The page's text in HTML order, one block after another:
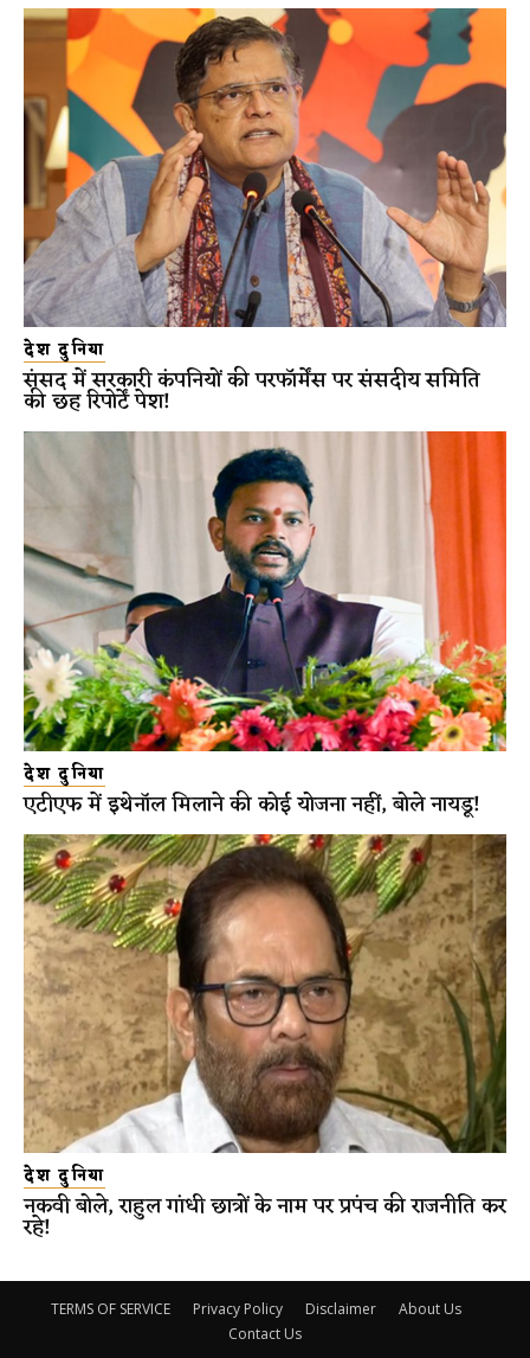
देश दुनिया
संसद में सरकारी कंपनियों की परफॉर्मेंस पर संसदीय समिति
की छह रिपोर्टें पेश!
देश दुनिया
एटीएफ में इथेनॉल मिलाने की कोई योजना नहीं, बोले नायडू!
देश दुनिया
नकवी बोले, राहुल गांधी छात्रों के नाम पर प्रपंच की राजनीति कर
रहे!
TERMS OF SERVICE Privacy Policy Disclaimer
About Us
Contact Us